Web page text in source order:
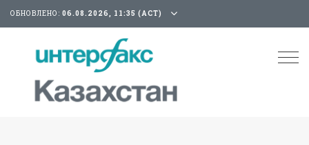
ОБНОВЛЕНО: 06.08.2026, 11:35 (АСТ)